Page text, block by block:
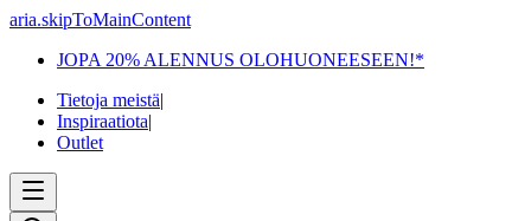
aria.skipToMainContent
JOPA 20% ALENNUS OLOHUONEESEEN!*
Tietoja meistä|
Inspiraatiota|
Outlet